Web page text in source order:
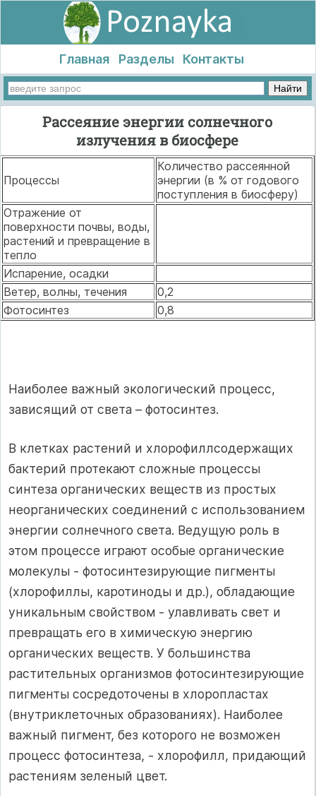
Главная Разделы Контакты
Рассеяние энергии солнечного
излучения в биосфере
Процессы
Количество рассеянной
энергии (в % от годового
поступления в биосферу)
Отражение от
поверхности почвы, воды,
растений и превращение в
тепло
Испарение, осадки
Ветер, волны, течения
0,2
Фотосинтез
0,8
Наиболее важный экологический процесс,
зависящий от света – фотосинтез.
В клетках растений и хлорофиллсодержащих
бактерий протекают сложные процессы
синтеза органических веществ из простых
неорганических соединений с использованием
энергии солнечного света. Ведущую роль в
этом процессе играют особые органические
молекулы - фотосинтезирующие пигменты
(хлорофиллы, каротиноды и др.), обладающие
уникальным свойством - улавливать свет и
превращать его в химическую энергию
органических веществ. У большинства
растительных организмов фотосинтезирующие
пигменты сосредоточены в хлоропластах
(внутриклеточных образованиях). Наиболее
важный пигмент, без которого не возможен
процесс фотосинтеза, - хлорофилл, придающий
растениям зеленый цвет.